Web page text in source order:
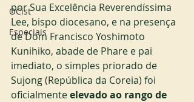
OCist
Especiais
por Sua Excelência Reverendíssima
Lee, bispo diocesano, e na presença
de Dom Francisco Yoshimoto
Kunihiko, abade de Phare e pai
imediato, o simples priorado de
Sujong (República da Coreia) foi
oficialmente elevado ao rango de